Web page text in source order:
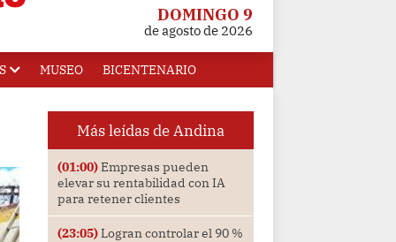
DOMINGO 9
de agosto de 2026
MUSEO BICENTENARIO
Más leídas de Andina
(01:00)Empresas pueden
elevar su rentabilidad con IA
para retener clientes
(23:05)Logran controlar el 90 %